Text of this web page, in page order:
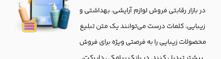
در بازار رقابتی فروش لوازم آرایشی، بهداشتی و
زیبایی، کلمات درست می‌توانند یک متن تبلیغ
محصولات زیبایی را به فرصتی ویژه برای فروش